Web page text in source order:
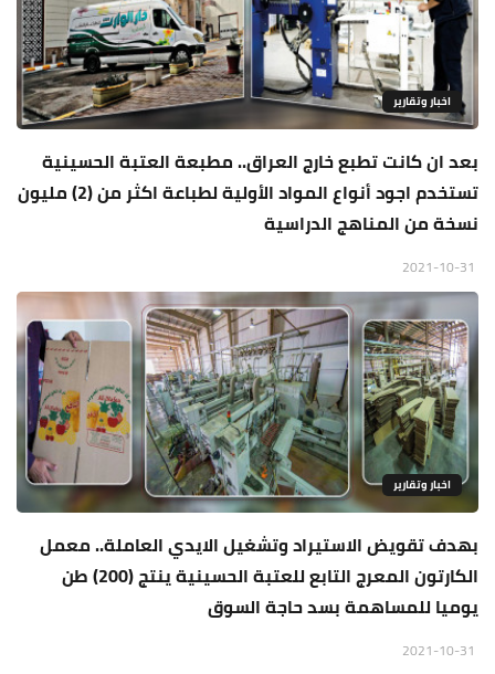
اخبار وتقارير
بعد ان كانت تطبع خارج العراق.. مطبعة العتبة الحسينية
تستخدم اجود أنواع المواد الأولية لطباعة اكثر من (2) مليون
نسخة من المناهج الدراسية
اخبار وتقارير
بهدف تقويض الاستيراد وتشغيل الايدي العاملة.. معمل
الكارتون المعرج التابع للعتبة الحسينية ينتج (200) طن
يوميا للمساهمة بسد حاجة السوق